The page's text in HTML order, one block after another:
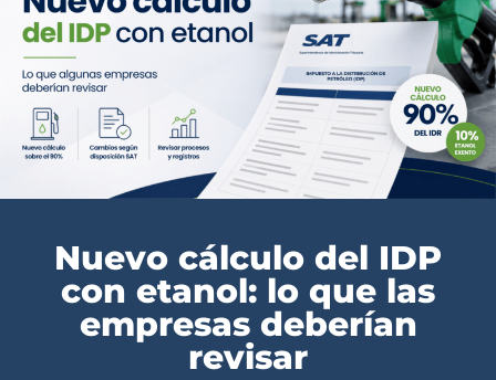
Nuevo cálculo del IDP
con etanol: lo que las
empresas deberían
revisar